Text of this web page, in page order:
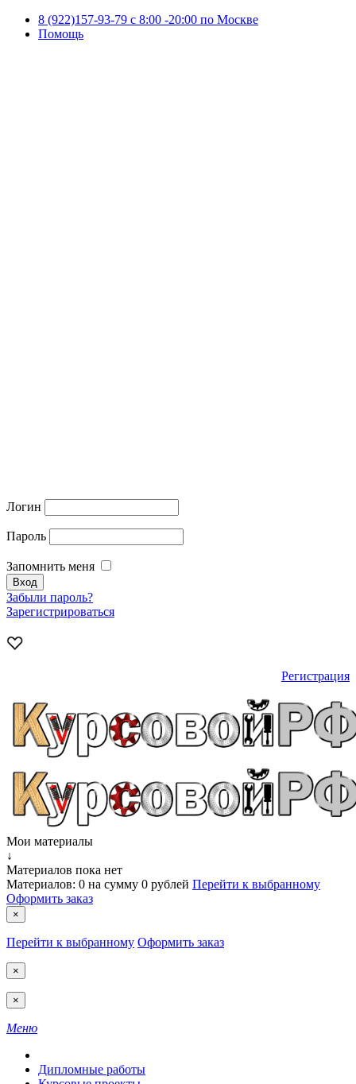
8 (922)157-93-79 c 8:00 -20:00 по Москве
Помощь
Логин
Пароль
Запомнить меня
Забыли пароль?
Зарегистрироваться
Регистрация
Мои материалы
↓
Материалов пока нет
Материалов: 0 на сумму 0 рублей Перейти к выбранному
Оформить заказ
×
Перейти к выбранному Оформить заказ
×
×
Меню
Дипломные работы